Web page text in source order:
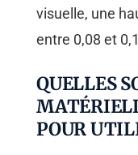
visuelle, une
entre 0,08 et
QUELLES
POUR